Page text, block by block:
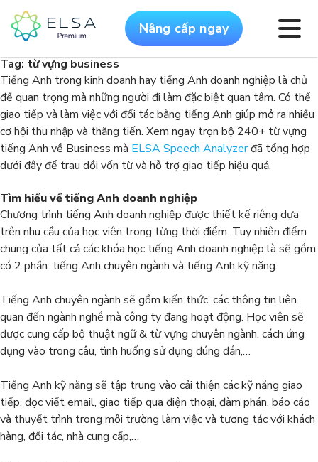
Nâng cấp ngay
Tag: từ vựng business
Tiếng Anh trong kinh doanh hay tiếng Anh doanh nghiệp là chủ
đề quan trọng mà những người đi làm đặc biệt quan tâm. Có thể
giao tiếp và làm việc với đối tác bằng tiếng Anh giúp mở ra nhiều
cơ hội thu nhập và thăng tiến. Xem ngay trọn bộ 240+ từ vựng
tiếng Anh về Business mà ELSA Speech Analyzerđã tổng hợp
dưới đây để trau dồi vốn từ và hỗ trợ giao tiếp hiệu quả.
Tìm hiểu về tiếng Anh doanh nghiệp
Chương trình tiếng Anh doanh nghiệp được thiết kế riêng dựa
trên nhu cầu của học viên trong từng thời điểm. Tuy nhiên điểm
chung của tất cả các khóa học tiếng Anh doanh nghiệp là sẽ gồm
có 2 phần: tiếng Anh chuyên ngành và tiếng Anh kỹ năng.
Tiếng Anh chuyên ngành sẽ gồm kiến thức, các thông tin liên
quan đến ngành nghề mà công ty đang hoạt động. Học viên sẽ
được cung cấp bộ thuật ngữ & từ vựng chuyên ngành, cách ứng
dụng vào trong câu, tình huống sử dụng đúng đắn,…
Tiếng Anh kỹ năng sẽ tập trung vào cải thiện các kỹ năng giao
tiếp, đọc viết email, giao tiếp qua điện thoại, đàm phán, báo cáo
và thuyết trình trong môi trường làm việc và tương tác với khách
hàng, đối tác, nhà cung cấp,…